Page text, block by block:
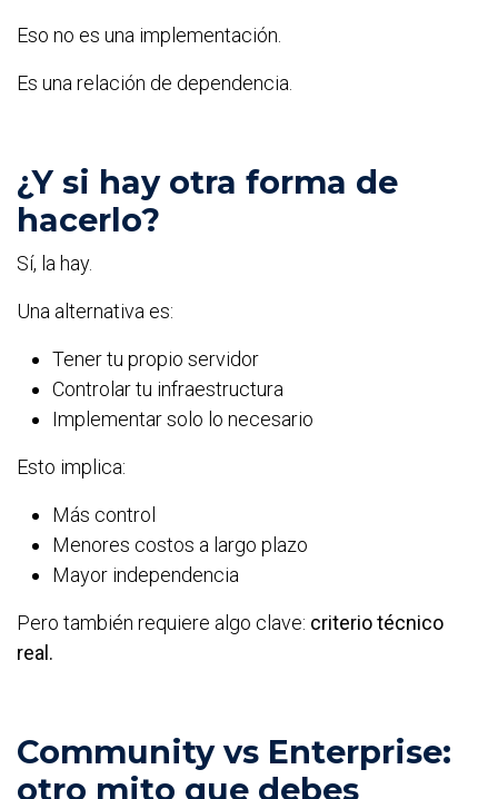
Eso no es una implementación.
Es una relación de dependencia.
¿Y si hay otra forma de
hacerlo?
Sí, la hay.
Una alternativa es:
Tener tu propio servidor
Controlar tu infraestructura
Implementar solo lo necesario
Esto implica:
Más control
Menores costos a largo plazo
Mayor independencia
Pero también requiere algo clave: criterio técnico
real.
Community vs Enterprise:
otro mito que debes